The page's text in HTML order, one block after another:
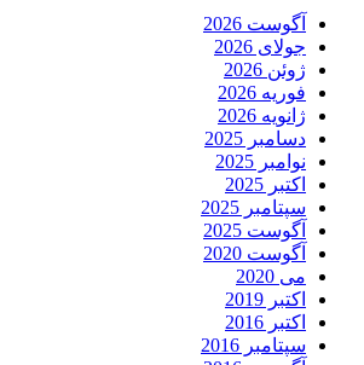
آگوست 2026
جولای 2026
ژوئن 2026
فوریه 2026
ژانویه 2026
دسامبر 2025
نوامبر 2025
اکتبر 2025
سپتامبر 2025
آگوست 2025
آگوست 2020
می 2020
اکتبر 2019
اکتبر 2016
سپتامبر 2016